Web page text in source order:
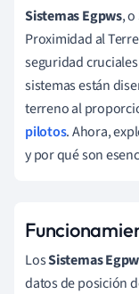
Sistemas Egpws,
Proximidad al
seguridad
sistemas están
terreno al
pilotos. Ahora,
y por qué son
LosSistemas
datos de posición